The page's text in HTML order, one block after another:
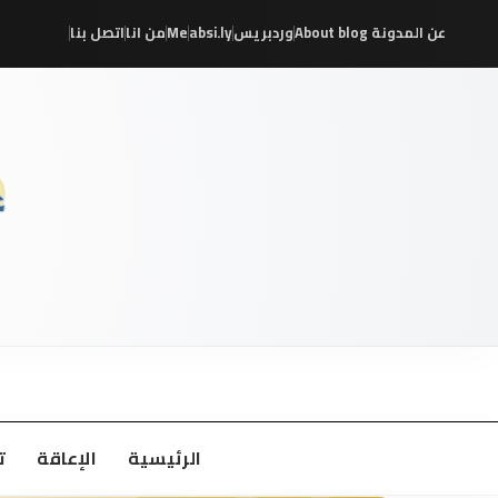
عن المدونة About blog /وردبريس/
absi.ly
/
Me
/من انا/اتصل بنا/
الرئيسية الإعاقة